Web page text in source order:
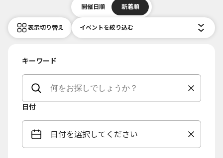
開催日順 新着順
表示切り替え イベントを絞り込む
キーワード
日付
日付を選択してください